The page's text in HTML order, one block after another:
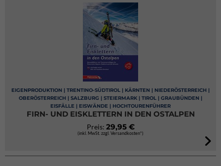
EIGENPRODUKTION | TRENTINO-SÜDTIROL | KÄRNTEN | NIEDERÖSTERREICH |
OBERÖSTERREICH | SALZBURG | STEIERMARK | TIROL | GRAUBÜNDEN |
EISFÄLLE | EISWÄNDE | HOCHTOURENFÜHRER
FIRN- UND EISKLETTERN IN DEN OSTALPEN
Preis: 29,95 €
(inkl. MwSt. zzgl. Versandkosten*)